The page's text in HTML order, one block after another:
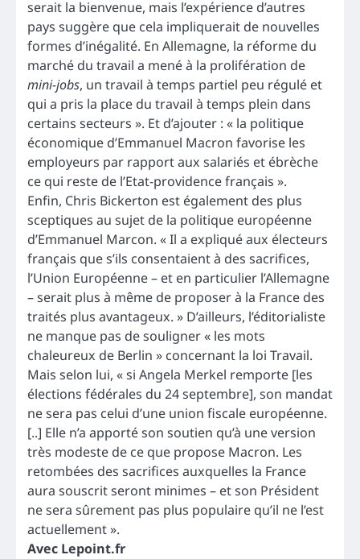
serait la bienvenue, mais l’expérience d’autres
pays suggère que cela impliquerait de nouvelles
formes d’inégalité. En Allemagne, la réforme du
marché du travail a mené à la prolifération de
mini-jobs, un travail à temps partiel peu régulé et
qui a pris la place du travail à temps plein dans
certains secteurs ». Et d’ajouter : « la politique
économique d’Emmanuel Macron favorise les
employeurs par rapport aux salariés et ébrèche
ce qui reste de l’Etat-providence français ».
Enfin, Chris Bickerton est également des plus
sceptiques au sujet de la politique européenne
d’Emmanuel Marcon. « Il a expliqué aux électeurs
français que s’ils consentaient à des sacrifices,
l’Union Européenne – et en particulier l’Allemagne
– serait plus à même de proposer à la France des
traités plus avantageux. » D’ailleurs, l’éditorialiste
ne manque pas de souligner « les mots
chaleureux de Berlin » concernant la loi Travail.
Mais selon lui, « si Angela Merkel remporte [les
élections fédérales du 24 septembre], son mandat
ne sera pas celui d’une union fiscale européenne.
[..] Elle n’a apporté son soutien qu’à une version
très modeste de ce que propose Macron. Les
retombées des sacrifices auxquelles la France
aura souscrit seront minimes – et son Président
ne sera sûrement pas plus populaire qu’il ne l’est
actuellement ».
Avec Lepoint.fr